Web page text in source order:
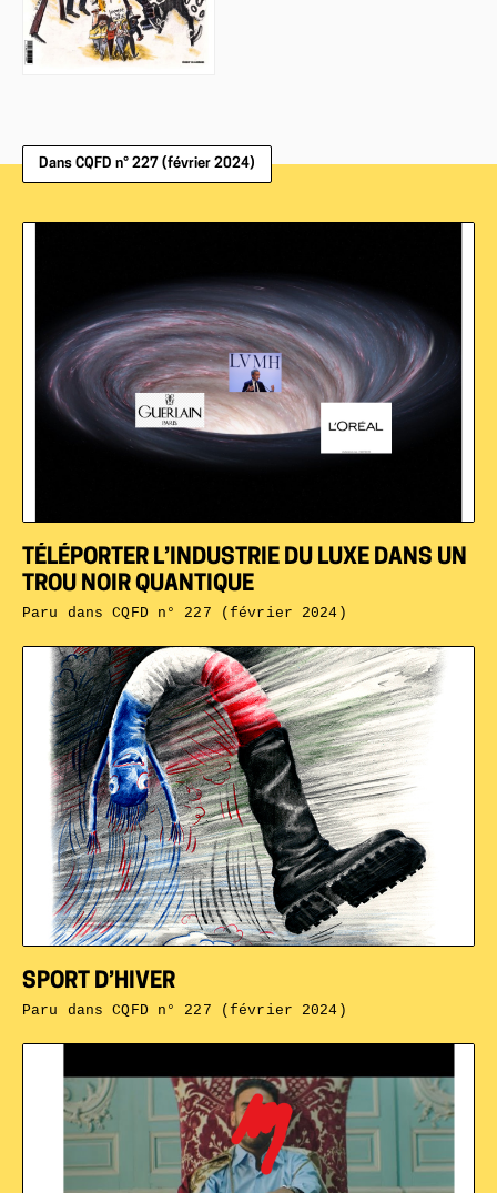
Dans CQFD n° 227 (février 2024)
SPORT D’HIVER
Paru dansCQFD n° 227 (février 2024)
TÉLÉPORTER L’INDUSTRIE DU LUXE DANS UN
TROU NOIR QUANTIQUE
Paru dansCQFD n° 227 (février 2024)